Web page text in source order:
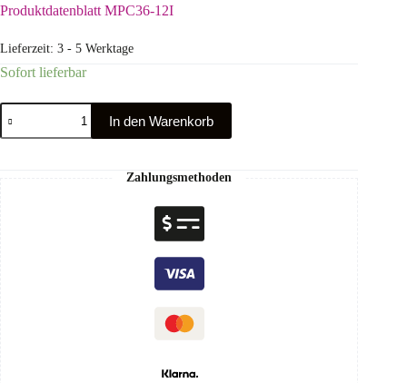
Produktdatenblatt MPC36-12I
Lieferzeit: 3 - 5 Werktage
Sofort lieferbar
In den Warenkorb
Zahlungsmethoden